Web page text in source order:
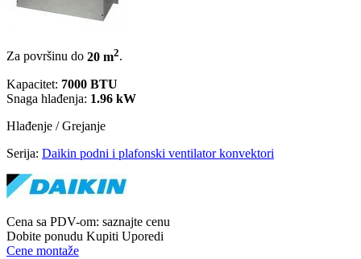
Za površinu do 20 m2.
Kapacitet: 7000 BTU
Snaga hlađenja: 1.96 kW
Hlađenje / Grejanje
Serija: Daikin podni i plafonski ventilator konvektori
Cena sa PDV-om: saznajte cenu
Dobite ponudu Kupiti Uporedi
Cene montaže